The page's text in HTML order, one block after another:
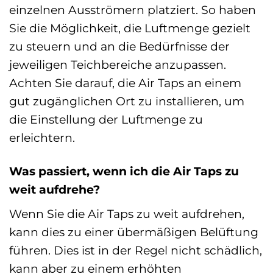
einzelnen Ausströmern platziert. So haben
Sie die Möglichkeit, die Luftmenge gezielt
zu steuern und an die Bedürfnisse der
jeweiligen Teichbereiche anzupassen.
Achten Sie darauf, die Air Taps an einem
gut zugänglichen Ort zu installieren, um
die Einstellung der Luftmenge zu
erleichtern.
Was passiert, wenn ich die Air Taps zu
weit aufdrehe?
Wenn Sie die Air Taps zu weit aufdrehen,
kann dies zu einer übermäßigen Belüftung
führen. Dies ist in der Regel nicht schädlich,
kann aber zu einem erhöhten